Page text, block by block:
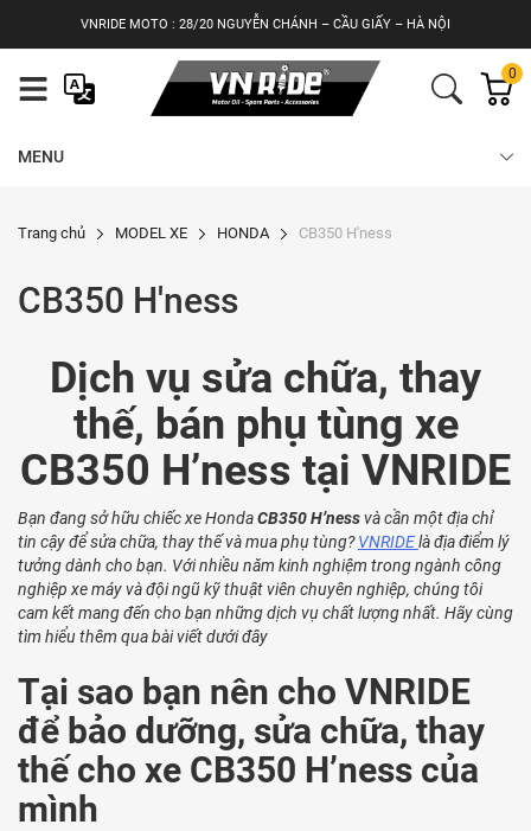
VNRIDE MOTO : 28/20 NGUYỄN CHÁNH – CẦU GIẤY – HÀ NỘI
0
MENU
Trang chủ MODEL XE HONDA CB350 H'ness
CB350 H'ness
Dịch vụ sửa chữa, thay
thế, bán phụ tùng xe
CB350 H’ness tại VNRIDE
Bạn đang sở hữu chiếc xe HondaCB350 H’nessvà cần một địa chỉ
tin cậy để sửa chữa, thay thế và mua phụ tùng?VNRIDElà địa điểm lý
tưởng dành cho bạn. Với nhiều năm kinh nghiệm trong ngành công
nghiệp xe máy và đội ngũ kỹ thuật viên chuyên nghiệp, chúng tôi
cam kết mang đến cho bạn những dịch vụ chất lượng nhất. Hãy cùng
tìm hiểu thêm qua bài viết dưới đây
Tại sao bạn nên cho VNRIDE
để bảo dưỡng, sửa chữa, thay
thế cho xe CB350 H’ness của
mình